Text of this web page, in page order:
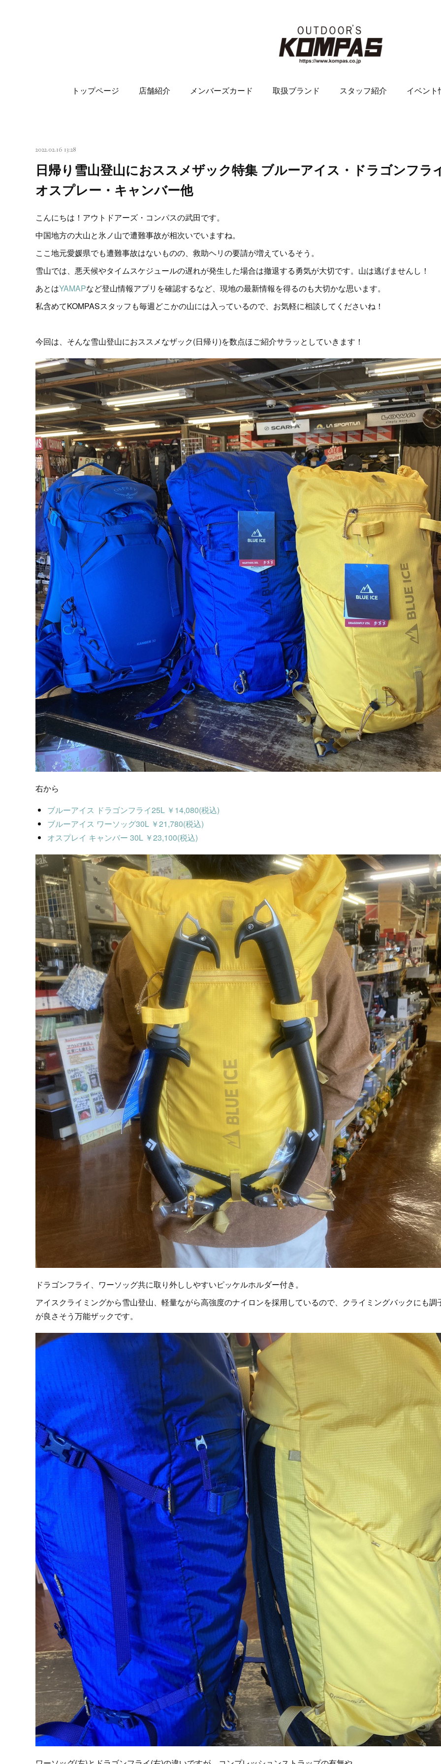
トップページ 店舗紹介 メンバーズカード 取扱ブランド スタッフ紹介 イベント
2022.02.16 13:28
日帰り雪山登山におススメザック特集 ブルーアイス・ドラゴンフラ
オスプレー・キャンバー他
こんにちは！アウトドアーズ・コンパスの武田です。
中国地方の大山と氷ノ山で遭難事故が相次いでいますね。
ここ地元愛媛県でも遭難事故はないものの、救助ヘリの要請が増えているそう。
雪山では、悪天候やタイムスケジュールの遅れが発生した場合は撤退する勇気が大切です。山は逃げませんし！
あとはYAMAPなど登山情報アプリを確認するなど、現地の最新情報を得るのも大切かな思います。
私含めてKOMPASスタッフも毎週どこかの山には入っているので、お気軽に相談してくださいね！
今回は、そんな雪山登山におススメなザック(日帰り)を数点ほご紹介サラッとしていきます！
右から
ブルーアイス ドラゴンフライ25L ￥14,080(税込)
ブルーアイス ワーソッグ30L ￥21,780(税込)
オスプレイ キャンバー 30L ￥23,100(税込)
ドラゴンフライ、ワーソッグ共に取り外ししやすいピッケルホルダー付き。
アイスクライミングから雪山登山、軽量ながら高強度のナイロンを採用しているので、クライミングバックにも調
が良さそう万能ザックです。